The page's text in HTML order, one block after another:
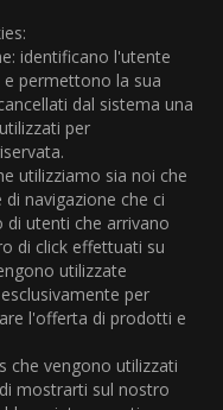
identificano l'utente
permettono la sua
dal sistema una
per
utilizziamo sia noi che
navigazione che ci
utenti che arrivano
di click effettuati su
utilizzate
per
l'offerta di prodotti e
che vengono utilizzati
mostrarti sul nostro